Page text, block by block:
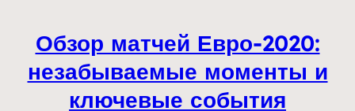
Обзор матчей Евро-2020:
незабываемые моменты и
ключевые события